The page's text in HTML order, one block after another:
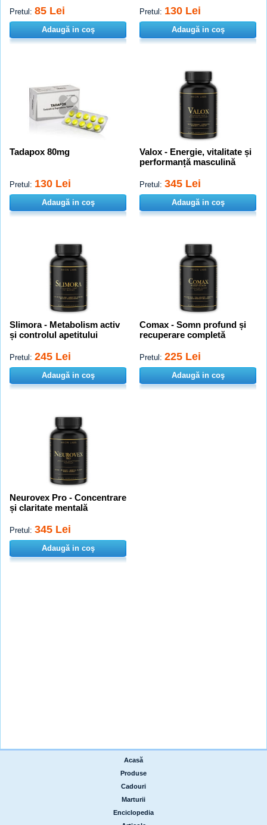
Pretul: 85 Lei
Adaugă in coş
Pretul: 130 Lei
Adaugă in coş
Tadapox 80mg
Pretul: 130 Lei
Adaugă in coş
Valox - Energie, vitalitate și
performanță masculină
Pretul: 345 Lei
Adaugă in coş
Slimora - Metabolism activ
și controlul apetitului
Pretul: 245 Lei
Adaugă in coş
Comax - Somn profund și
recuperare completă
Pretul: 225 Lei
Adaugă in coş
Neurovex Pro - Concentrare
și claritate mentală
Pretul: 345 Lei
Adaugă in coş
Acasă
Produse
Cadouri
Marturii
Enciclopedia